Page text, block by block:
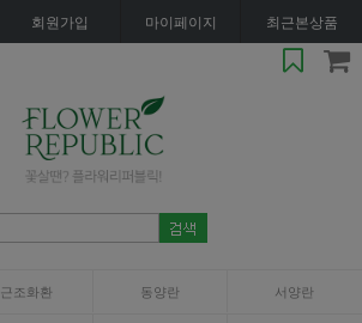
회원가입 마이페이지 최근본상품
근조화환 동양란 서양란